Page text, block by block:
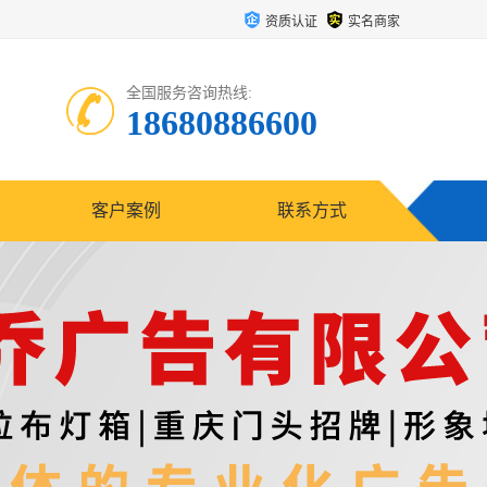
资质认证 实名商家
全国服务咨询热线:
18680886600
客户案例 联系方式